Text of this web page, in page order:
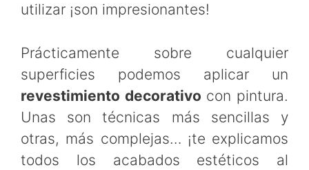
utilizar ¡son impresionantes!
Prácticamente sobre cualquier
superficies podemos aplicar un
revestimiento decorativo con pintura.
Unas son técnicas más sencillas y
otras, más complejas… ¡te explicamos
todos los acabados estéticos al